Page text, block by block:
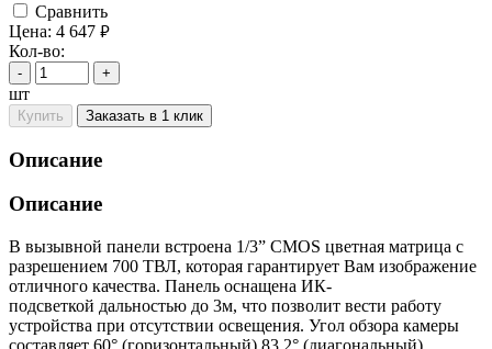
Cравнить
Цена: 4 647 руб.
Кол-во:
- +
шт
Купить Заказать в 1 клик
Описание
Описание
В вызывной панели встроена 1/3” CMOS цветная матрица с
разрешением 700 ТВЛ, которая гарантирует Вам изображение
отличного качества. Панель оснащена ИК-
подсветкой дальностью до 3м, что позволит вести работу
устройства при отсутствии освещения. Угол обзора камеры
составляет 60° (горизонтальный) 83,2° (диагональный).